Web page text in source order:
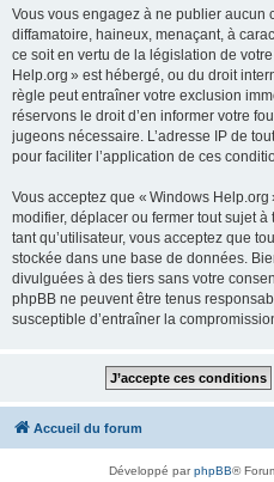
Vous vous engagez à ne publier
diffamatoire, haineux, menaçant, à
ce soit en vertu de la législation de
Help.org » est hébergé, ou du droit
règle peut entraîner votre exclusion
réservons le droit d’en informer votre
jugeons nécessaire. L’adresse IP de
pour faciliter l’application de ces
Vous acceptez que « Windows
modifier, déplacer ou fermer tout sujet
tant qu’utilisateur, vous acceptez que
stockée dans une base de données.
divulguées à des tiers sans votre
phpBB ne peuvent être tenus
susceptible d’entraîner la
Accueil du forum
Développé parphpBB®